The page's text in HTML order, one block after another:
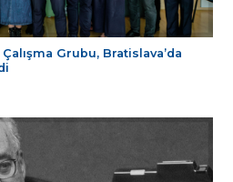
Grubu, Bratislava’da